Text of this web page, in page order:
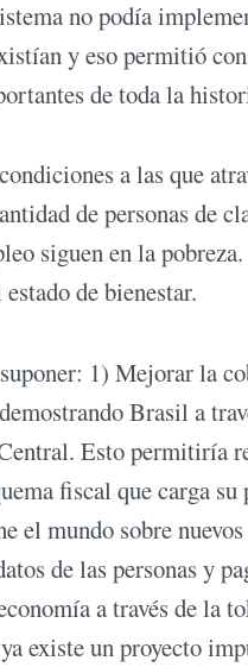
no podía
y eso permitió
de toda la
a las que
de personas de
siguen en la
de bienestar.
1) Mejorar la
Brasil a
Esto permitiría
fiscal que carga
el mundo sobre
de las personas y
a través de la
existe un proyecto